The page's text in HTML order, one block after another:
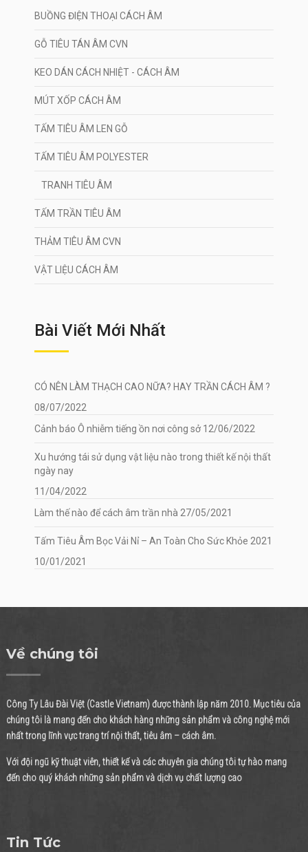
BUỒNG ĐIỆN THOẠI CÁCH ÂM
GỖ TIÊU TÁN ÂM CVN
KEO DÁN CÁCH NHIỆT - CÁCH ÂM
MÚT XỐP CÁCH ÂM
TẤM TIÊU ÂM LEN GỖ
TẤM TIÊU ÂM POLYESTER
TRANH TIÊU ÂM
TẤM TRẦN TIÊU ÂM
THẢM TIÊU ÂM CVN
VẬT LIỆU CÁCH ÂM
Bài Viết Mới Nhất
CÓ NÊN LÀM THẠCH CAO NỮA? HAY TRẦN CÁCH ÂM ?
08/07/2022
Cảnh báo Ô nhiễm tiếng ồn nơi công sở 12/06/2022
Xu hướng tái sử dụng vật liệu nào trong thiết kế nội thất
ngày nay
11/04/2022
Làm thế nào để cách âm trần nhà 27/05/2021
Tấm Tiêu Âm Bọc Vải Nỉ – An Toàn Cho Sức Khỏe 2021
10/01/2021
Về chúng tôi
Công Ty Lâu Đài Việt (Castle Vietnam) được thành lập năm 2010. Mục tiêu của
chúng tôi là mang đến cho khách hàng những sản phẩm và công nghệ mới
nhất trong lĩnh vực trang trí nội thất, tiêu âm – cách âm.
Với đội ngũ kỹ thuật viên, thiết kế và các chuyên gia chúng tôi tự hào mang
đến cho quý khách những sản phẩm và dịch vụ chất lượng cao
Tin Tức